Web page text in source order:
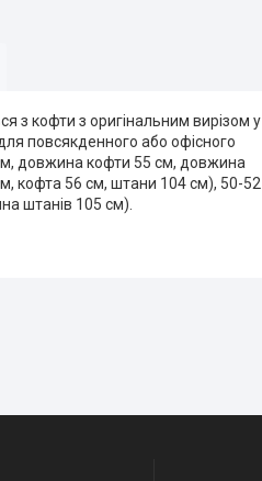
з кофти з оригінальним вирізом у
повсякденного або офісного
довжина кофти 55 см, довжина
кофта 56 см, штани 104 см), 50-52
штанів 105 см).